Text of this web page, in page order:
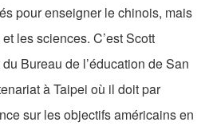
pour enseigner le chinois, mais
les sciences. C’est Scott
Bureau de l’éducation de San
à Taipei où il doit par
sur les objectifs américains en